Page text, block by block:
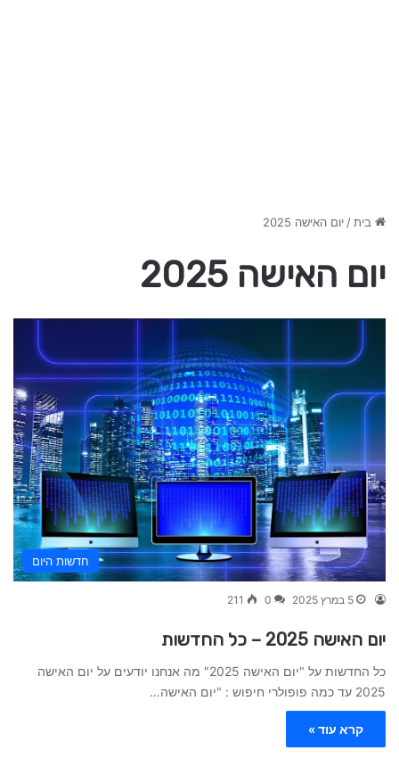
בית/יום האישה 2025
יום האישה 2025
חדשות היום
5 במרץ 2025 0
211
יום האישה 2025 – כל החדשות
כל החדשות על "יום האישה 2025" מה אנחנו יודעים על יום האישה
2025 עד כמה פופולרי חיפוש : "יום האישה…
קרא עוד »